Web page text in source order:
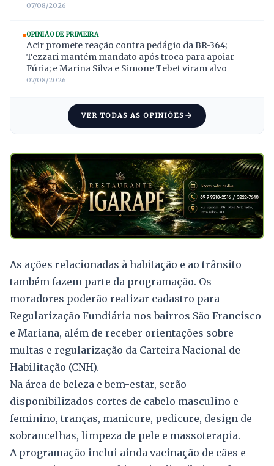
07/08/2026
OPINIÃO DE PRIMEIRA
Acir promete reação contra pedágio da BR-364;
Tezzari mantém mandato após troca para apoiar
Fúria; e Marina Silva e Simone Tebet viram alvo
07/08/2026
VER TODAS AS OPINIÕES
As ações relacionadas à habitação e ao trânsito
também fazem parte da programação. Os
moradores poderão realizar cadastro para
Regularização Fundiária nos bairros São Francisco
e Mariana, além de receber orientações sobre
multas e regularização da Carteira Nacional de
Habilitação (CNH).
Na área de beleza e bem-estar, serão
disponibilizados cortes de cabelo masculino e
feminino, tranças, manicure, pedicure, design de
sobrancelhas, limpeza de pele e massoterapia.
A programação inclui ainda vacinação de cães e